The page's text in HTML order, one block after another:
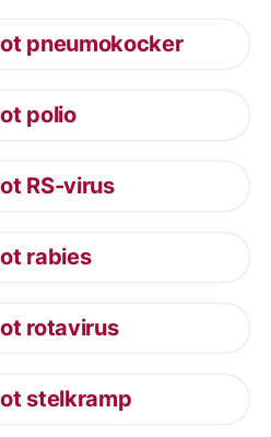
pneumokocker
polio
RS-virus
rabies
rotavirus
stelkramp